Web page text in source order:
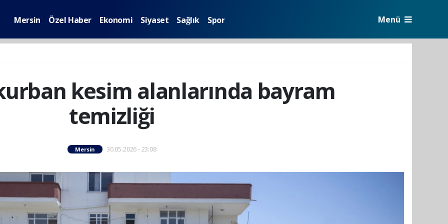
Mersin Özel Haber Ekonomi Siyaset Sağlık Spor Menü
kesim alanlarında bayram
temizliği
Mersin 30.05.2026 - 23:08